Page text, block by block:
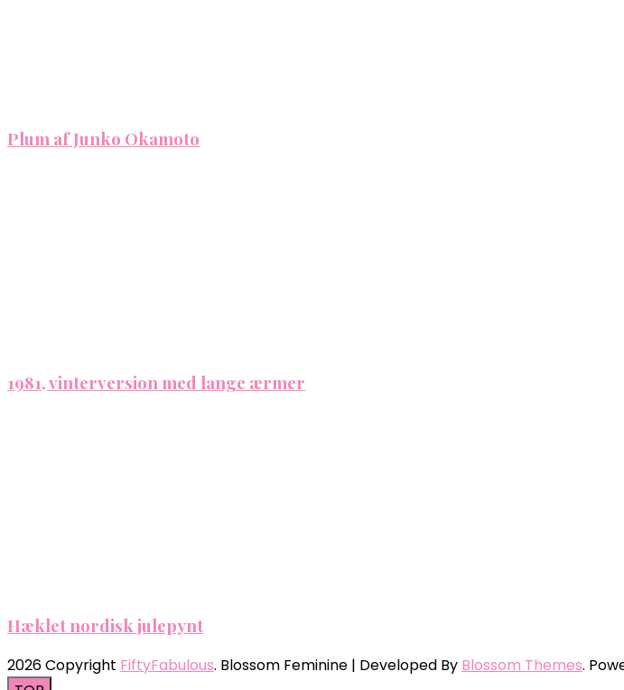
Plum af Junko Okamoto
1981, vinterversion med lange ærmer
Hæklet nordisk julepynt
2026 Copyright FiftyFabulous. Blossom Feminine | Developed By Blossom Themes.